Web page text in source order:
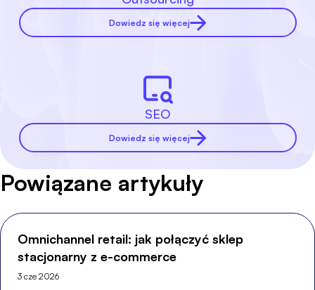
Dowiedz się więcej
SEO
Dowiedz się więcej
Powiązane artykuły
Omnichannel retail: jak połączyć sklep
stacjonarny z e-commerce
3 cze 2026